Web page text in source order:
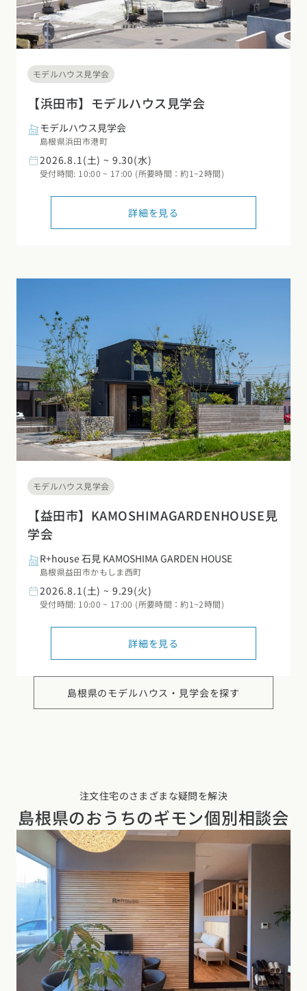
モデルハウス見学会
【浜田市】モデルハウス見学会
モデルハウス見学会
島根県浜田市港町
2026.8.1(土) ~ 9.30(水)
受付時間: 10:00 ~ 17:00 (所要時間：約1~2時間)
詳細を見る
モデルハウス見学会
【益田市】KAMOSHIMAGARDENHOUSE見
学会
R+house 石見 KAMOSHIMA GARDEN HOUSE
島根県益田市かもしま西町
2026.8.1(土) ~ 9.29(火)
受付時間: 10:00 ~ 17:00 (所要時間：約1~2時間)
詳細を見る
島根県のモデルハウス・見学会を探す
注文住宅のさまざまな疑問を解決
島根県のおうちのギモン個別相談会